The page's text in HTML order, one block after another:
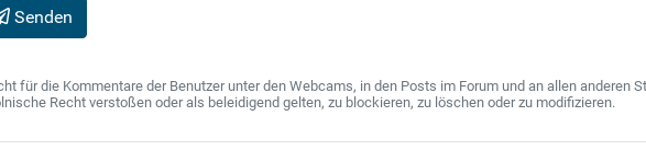
Senden
für die Kommentare der Benutzer unter den Webcams, in den Posts im Forum und an allen anderen
Recht verstoßen oder als beleidigend gelten, zu blockieren, zu löschen oder zu modifizieren.